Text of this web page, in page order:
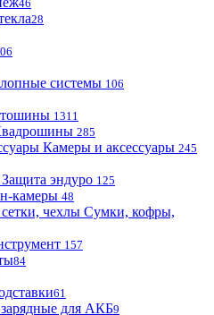
46
28
системы 106
1311
285
Камеры и аксессуары 245
Защита эндуро 125
камеры 48
Сумки, кофры,
157
84
61
зарядные для АКБ9